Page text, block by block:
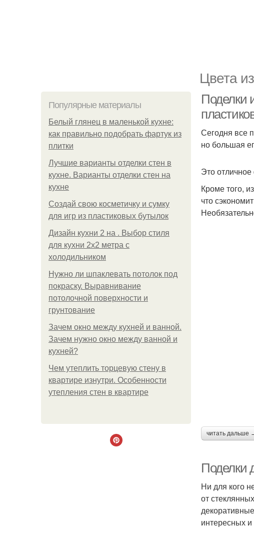
Цвета
Популярные материалы
Белый глянец в маленькой кухне:
как правильно подобрать фартук из
плитки
Лучшие варианты отделки стен в
кухне. Варианты отделки стен на
кухне
Создай свою косметичку и сумку
для игр из пластиковых бутылок
Дизайн кухни 2 на . Выбор стиля
для кухни 2х2 метра с
холодильником
Нужно ли шпаклевать потолок под
покраску. Выравнивание
потолочной поверхности и
грунтование
Зачем окно между кухней и ванной.
Зачем нужно окно между ванной и
кухней?
Чем утеплить торцевую стену в
квартире изнутри. Особенности
утепления стен в квартире
Поделки
Сегодня все
но большая
Это
Кроме того,
что
читать дальше
Поделки
Ни для кого
от
интересных